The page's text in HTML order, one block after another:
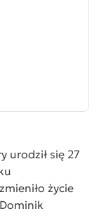
urodził się 27
życie